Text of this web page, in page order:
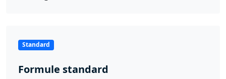
Standard
Formule standard